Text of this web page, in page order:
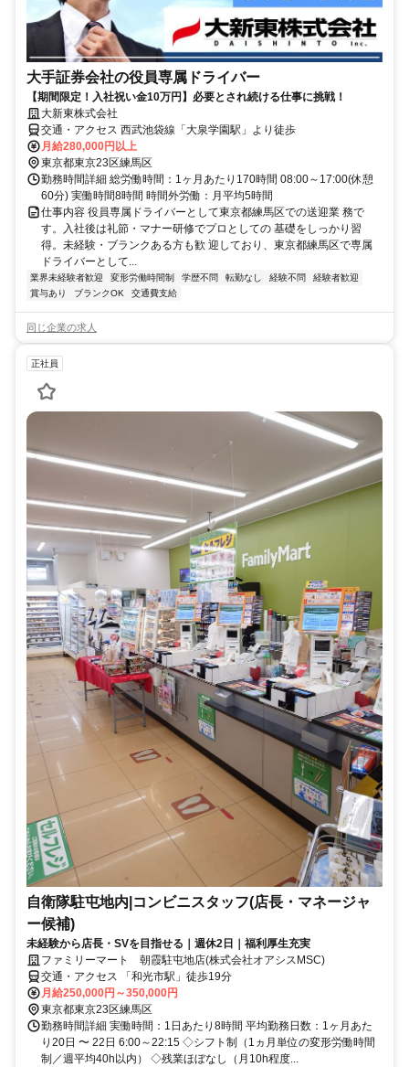
大手証券会社の役員専属ドライバー
【期間限定！入社祝い金10万円】必要とされ続ける仕事に挑戦！
大新東株式会社
交通・アクセス 西武池袋線「大泉学園駅」より徒歩
月給280,000円以上
東京都東京23区練馬区
勤務時間詳細 総労働時間：1ヶ月あたり170時間 08:00～17:00(休憩
60分) 実働時間8時間 時間外労働：月平均5時間
仕事内容 役員専属ドライバーとして東京都練馬区での送迎業 務で
す。入社後は礼節・マナー研修でプロとしての 基礎をしっかり習
得。未経験・ブランクある方も歓 迎しており、東京都練馬区で専属
ドライバーとして...
業界未経験者歓迎 変形労働時間制 学歴不問 転勤なし 経験不問
経験者歓迎
賞与あり
ブランクOK 交通費支給
同じ企業の求人
正社員
自衛隊駐屯地内|コンビニスタッフ(店長・マネージャ
ー候補)
未経験から店長・SVを目指せる｜週休2日｜福利厚生充実
ファミリーマート 朝霞駐屯地店(株式会社オアシスMSC)
交通・アクセス 「和光市駅」徒歩19分
月給250,000円～350,000円
東京都東京23区練馬区
勤務時間詳細 実働時間：1日あたり8時間 平均勤務日数：1ヶ月あた
り20日 〜 22日 6:00～22:15 ◇シフト制（1ヵ月単位の変形労働時間
制／週平均40h以内） ◇残業ほぼなし（月10h程度...